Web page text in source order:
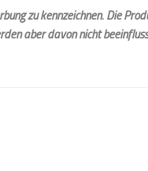
zu kennzeichnen. Die
aber davon nicht